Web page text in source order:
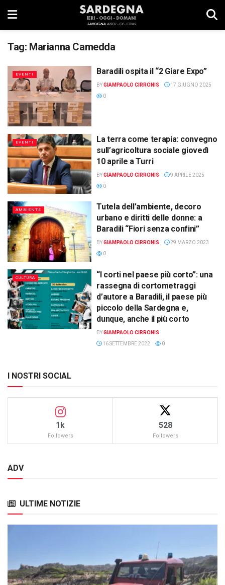
Tag: Marianna Camedda
EVENTI Baradili ospita il “2 Giare Expo”
BYGIAMPAOLO CIRRONIS
17 GIUGNO 2025
0
EVENTI
La terra come terapia: convegno
sull’agricoltura sociale giovedì
10 aprile a Turri
BYGIAMPAOLO CIRRONIS
9 APRILE 2025
0
AMBIENTE
Tutela dell’ambiente, decoro
urbano e diritti delle donne: a
Baradili “Fiori senza confini”
BYGIAMPAOLO CIRRONIS
29 MARZO 2023
0
CULTURA
“I corti nel paese più corto”: una
rassegna di cortometraggi
d’autore a Baradili, il paese più
piccolo della Sardegna e,
dunque, anche il più corto
BYGIAMPAOLO CIRRONIS
16 SETTEMBRE 2022
0
I NOSTRI SOCIAL
1k
Followers
528
Followers
ADV
ULTIME NOTIZIE